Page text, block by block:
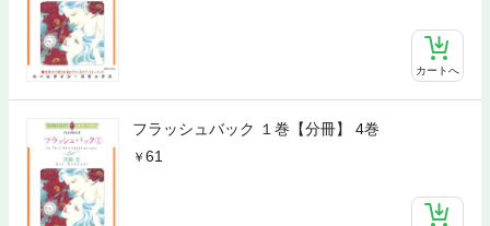
カートへ
フラッシュバック １巻【分冊】 4巻
61